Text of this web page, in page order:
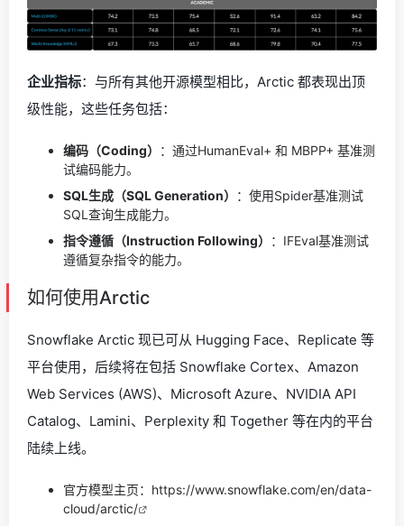
企业指标：与所有其他开源模型相比，Arctic 都表现出顶
级性能，这些任务包括：
编码（Coding）
：通过HumanEval+ 和 MBPP+ 基准测
试编码能力。
SQL生成（SQL Generation）
：使用Spider基准测试
SQL查询生成能力。
指令遵循（Instruction Following）
：IFEval基准测试
遵循复杂指令的能力。
如何使用Arctic
Snowflake Arctic 现已可从 Hugging Face、Replicate 等
平台使用，后续将在包括 Snowflake Cortex、Amazon
Web Services (AWS)、Microsoft Azure、NVIDIA API
Catalog、Lamini、Perplexity 和 Together 等在内的平台
陆续上线。
官方模型主页： https://www.snowflake.com/en/data-
cloud/arctic/